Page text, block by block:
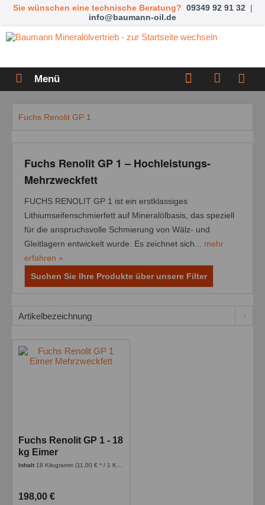
Sie wünschen eine technische Beratung? 09349 92 91 32 |
info@baumann-oil.de
Menü
Fuchs Renolit GP 1
Fuchs Renolit GP 1 – Hochleistungs-
Mehrzweckfett
FUCHS RENOLIT GP 1 ist ein erstklassiges
Lithiumseifenschmierfett auf Mineralölbasis, das speziell
für die anspruchsvolle Schmierung von Wälz- und
Gleitlagern entwickelt wurde. Es zeichnet sich... mehr
erfahren »
Suchen Sie Ihre Produkte über unsere Filter
Fuchs Renolit GP 1 - 18
kg Eimer
Mehrzweckfett
Inhalt 18 Kilogramm(11,00 € * / 1 Kilogramm)
198,00 €